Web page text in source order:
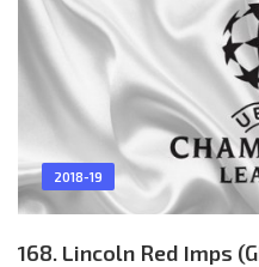
Пападопулос (Греция). Вадуц
2018-19
168. Lincoln Red Imps